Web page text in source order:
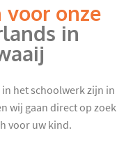
voor onze
in
het schoolwerk zijn in
wij gaan direct op zoek
voor uw kind.